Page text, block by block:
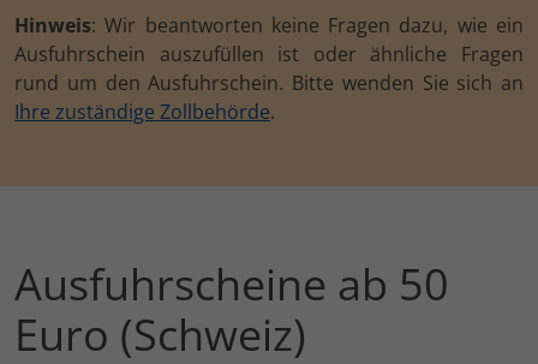
Hinweis: Wir beantworten keine Fragen dazu, wie ein
Ausfuhrschein auszufüllen ist oder ähnliche Fragen
rund um den Ausfuhrschein. Bitte wenden Sie sich an
Ihre zuständige Zollbehörde.
Ausfuhrscheine ab 50
Euro (Schweiz)